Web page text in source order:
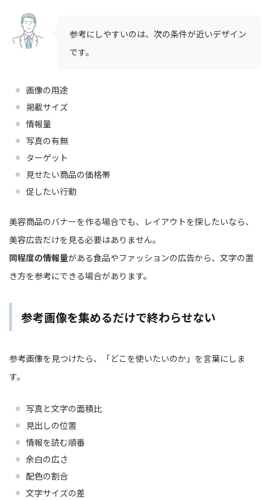
参考にしやすいのは、次の条件が近いデザイン
です。
画像の用途
掲載サイズ
情報量
写真の有無
ターゲット
見せたい商品の価格帯
促したい行動
美容商品のバナーを作る場合でも、レイアウトを探したいなら、
美容広告だけを見る必要はありません。
同程度の情報量がある食品やファッションの広告から、文字の置
き方を参考にできる場合があります。
参考画像を集めるだけで終わらせない
参考画像を見つけたら、「どこを使いたいのか」を言葉にしま
す。
写真と文字の面積比
見出しの位置
情報を読む順番
余白の広さ
配色の割合
文字サイズの差